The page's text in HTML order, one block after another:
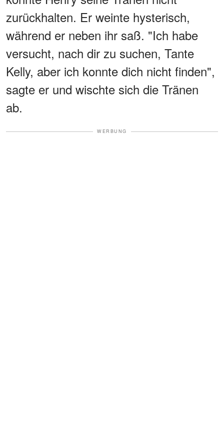
zurückhalten. Er weinte hysterisch,
während er neben ihr saß. "Ich habe
versucht, nach dir zu suchen, Tante
Kelly, aber ich konnte dich nicht finden",
sagte er und wischte sich die Tränen
ab.
WERBUNG